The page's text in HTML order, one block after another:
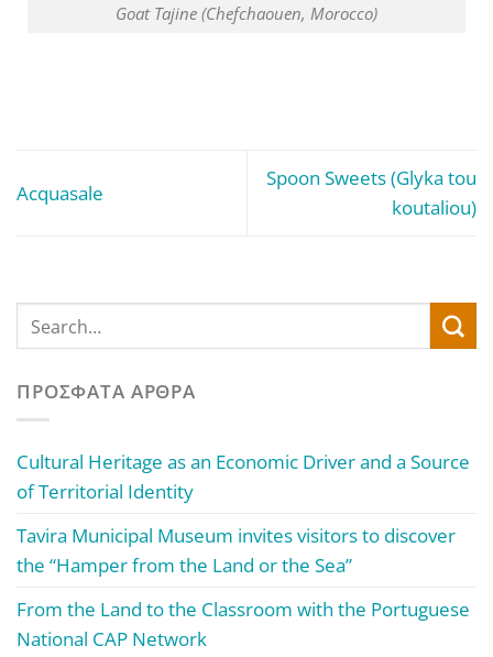
Goat Tajine (Chefchaouen, Morocco)
Acquasale
Spoon Sweets (Glyka tou
koutaliou)
ΠΡΌΣΦΑΤΑ ΆΡΘΡΑ
Cultural Heritage as an Economic Driver and a Source
of Territorial Identity
Tavira Municipal Museum invites visitors to discover
the “Hamper from the Land or the Sea”
From the Land to the Classroom with the Portuguese
National CAP Network